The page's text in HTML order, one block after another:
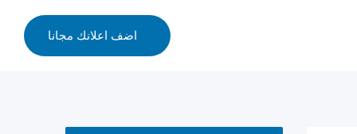
اضف اعلانك مجانا